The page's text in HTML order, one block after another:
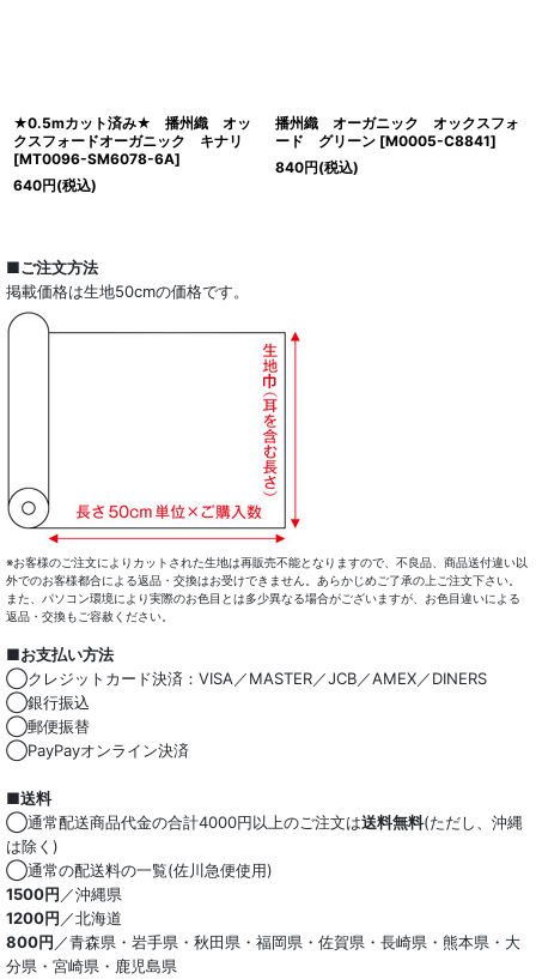
★0.5mカット済み★ 播州織 オッ
クスフォードオーガニック キナリ
[MT0096-SM6078-6A]
640円(税込)
播州織 オーガニック オックスフォ
ード グリーン [M0005-C8841]
840円(税込)
■ご注文方法
掲載価格は生地50cmの価格です。
※お客様のご注文によりカットされた生地は再販売不能となりますので、不良品、商品送付違い以
外でのお客様都合による返品・交換はお受けできません。あらかじめご了承の上ご注文下さい。
また、パソコン環境により実際のお色目とは多少異なる場合がございますが、お色目違いによる
返品・交換もご容赦ください。
■お支払い方法
◯クレジットカード決済：VISA／MASTER／JCB／AMEX／DINERS
◯銀行振込
◯郵便振替
◯PayPayオンライン決済
■送料
◯通常配送商品代金の合計4000円以上のご注文は送料無料(ただし、沖縄
は除く)
◯通常の配送料の一覧(佐川急便使用)
1500円 ／沖縄県
1200円 ／北海道
800円 ／青森県・岩手県・秋田県・福岡県・佐賀県・長崎県・熊本県・大
分県・宮崎県・鹿児島県